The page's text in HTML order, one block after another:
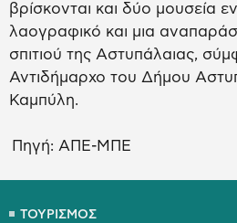
βρίσκονται και δύο μουσεία
λαογραφικό και μια
σπιτιού της Αστυπάλαιας,
Αντιδήμαρχο του Δήμου
Καμπύλη.
Πηγή: ΑΠΕ-ΜΠΕ
ΤΟΥΡΙΣΜΟΣ